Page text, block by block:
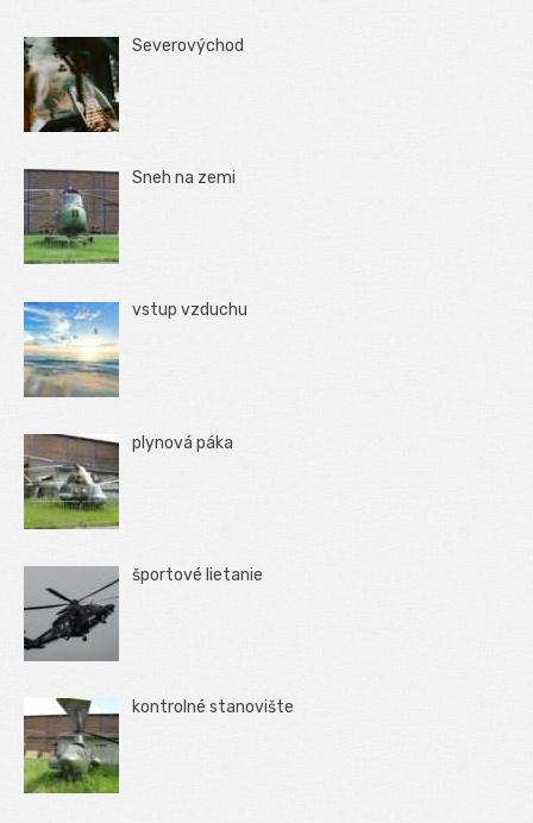
Severovýchod
Sneh na zemi
vstup vzduchu
plynová páka
športové lietanie
kontrolné stanovište